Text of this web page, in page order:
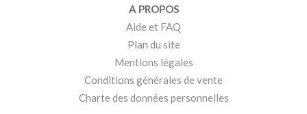
A PROPOS
Aide et FAQ
Plan du site
Mentions légales
Conditions générales de vente
Charte des données personnelles